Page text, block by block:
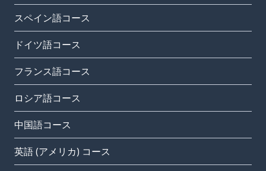
スペイン語コース
ドイツ語コース
フランス語コース
ロシア語コース
中国語コース
英語 (アメリカ) コース